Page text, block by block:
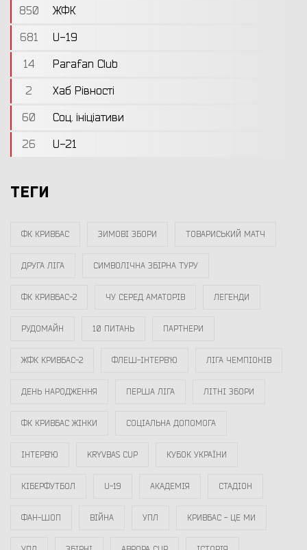
850
ЖФК
681
U-19
14
Parafan Club
2
Хаб Рівності
60
Соц. ініціативи
26
U-21
ТЕГИ
ФК КРИВБАС ЗИМОВІ ЗБОРИ ТОВАРИСЬКИЙ МАТЧ
ДРУГА ЛІГА СИМВОЛІЧНА ЗБІРНА ТУРУ
ФК КРИВБАС-2 ЧУ СЕРЕД АМАТОРІВ ЛЕГЕНДИ
РУДОМАЙН 10 ПИТАНЬ ПАРТНЕРИ
ЖФК КРИВБАС-2 ФЛЕШ-ІНТЕРВ`Ю ЛІГА ЧЕМПІОНІВ
ДЕНЬ НАРОДЖЕННЯ ПЕРША ЛІГА ЛІТНІ ЗБОРИ
ФК КРИВБАС ЖІНКИ СОЦІАЛЬНА ДОПОМОГА
ІНТЕРВ`Ю KRYVBAS CUP КУБОК УКРАЇНИ
КІБЕРФУТБОЛ U-19 АКАДЕМІЯ СТАДІОН
ФАН-ШОП ВІЙНА УПЛ КРИВБАС - ЦЕ МИ